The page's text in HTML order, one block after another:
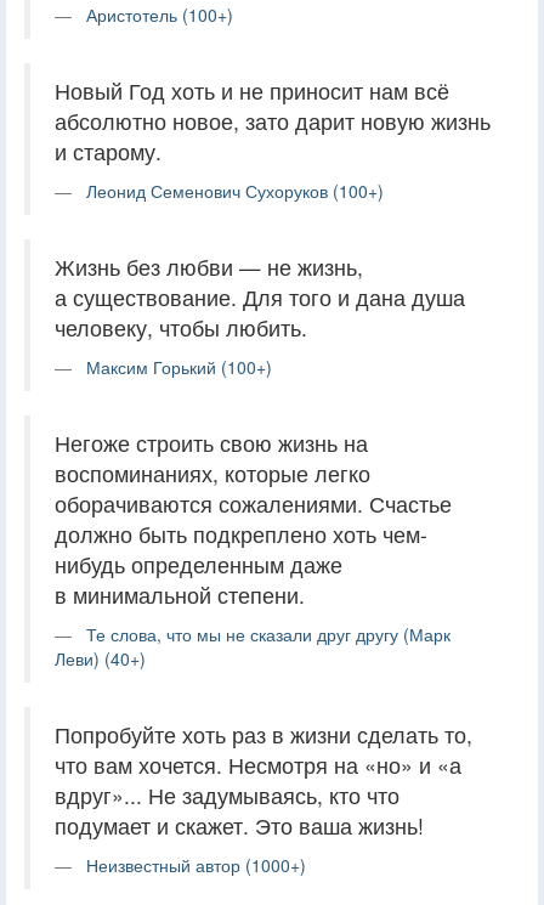
Аристотель (100+)
Новый Год хоть и не приносит нам всё
абсолютно новое, зато дарит новую жизнь
и старому.
Леонид Семенович Сухоруков (100+)
Жизнь без любви — не жизнь,
а существование. Для того и дана душа
человеку, чтобы любить.
Максим Горький (100+)
Негоже строить свою жизнь на
воспоминаниях, которые легко
оборачиваются сожалениями. Счастье
должно быть подкреплено хоть чем-
нибудь определенным даже
в минимальной степени.
Те слова, что мы не сказали друг другу (Марк
Леви) (40+)
Попробуйте хоть раз в жизни сделать то,
что вам хочется. Несмотря на «но» и «а
вдруг»... Не задумываясь, кто что
подумает и скажет. Это ваша жизнь!
Неизвестный автор (1000+)